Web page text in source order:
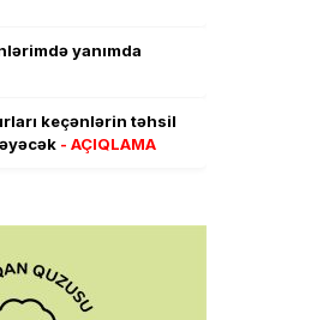
yanımda
keçənlərin təhsil
- AÇIQLAMA